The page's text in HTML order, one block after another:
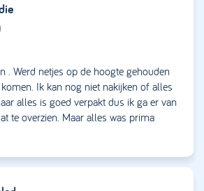
. Werd netjes op de hoogte gehouden
Ik kan nog niet nakijken of alles
alles is goed verpakt dus ik ga er van
te overzien. Maar alles was prima